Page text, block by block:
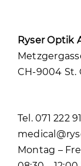
Ryser Optik
CH-9004 St.
Tel. 071 222
Montag –